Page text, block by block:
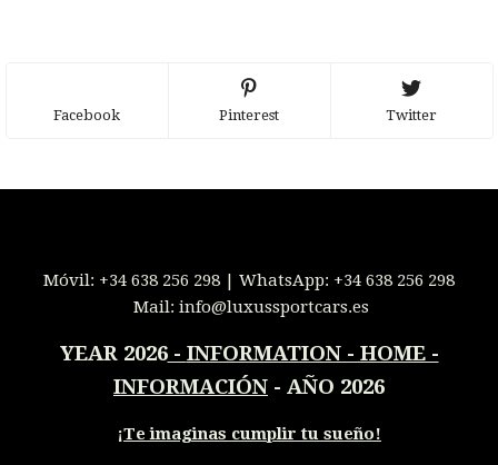
Facebook Pinterest Twitter
Móvil: +34 638 256 298 | WhatsApp: +34 638 256 298
Mail: info@luxussportcars.es
YEAR 2026- INFORMATION - HOME -
INFORMACIÓN - AÑO 2026
¡Te imaginas cumplir tu sueño!